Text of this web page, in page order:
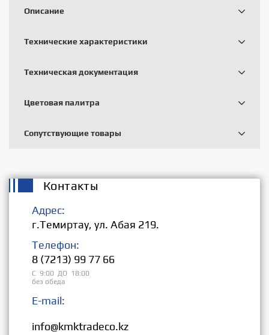
Описание
Технические характеристики
Техническая документация
Цветовая палитра
Сопутствующие товары
Контакты
Адрес:
г.Темиртау, ул. Абая 219.
Телефон:
8 (7213) 99 77 66
С 9:00 ДО 18:00
без обеда
E-mail:
info@kmktradeco.kz